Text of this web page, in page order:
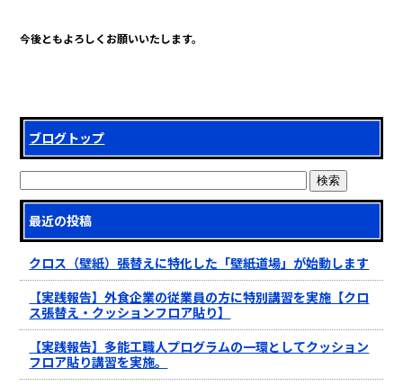
今後ともよろしくお願いいたします。
ブログトップ
最近の投稿
クロス（壁紙）張替えに特化した「壁紙道場」が始動します
【実践報告】外食企業の従業員の方に特別講習を実施【クロ
ス張替え・クッションフロア貼り】
【実践報告】多能工職人プログラムの一環としてクッション
フロア貼り講習を実施。